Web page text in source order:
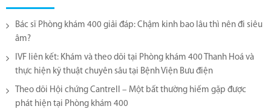
Bác sĩ Phòng khám 400 giải đáp: Chậm kinh bao lâu thì nên đi siêu
âm?
IVF liên kết: Khám và theo dõi tại Phòng khám 400 Thanh Hoá và
thực hiện kỹ thuật chuyên sâu tại Bệnh Viện Bưu điện
Theo dõi Hội chứng Cantrell – Một bất thường hiếm gặp được
phát hiện tại Phòng khám 400